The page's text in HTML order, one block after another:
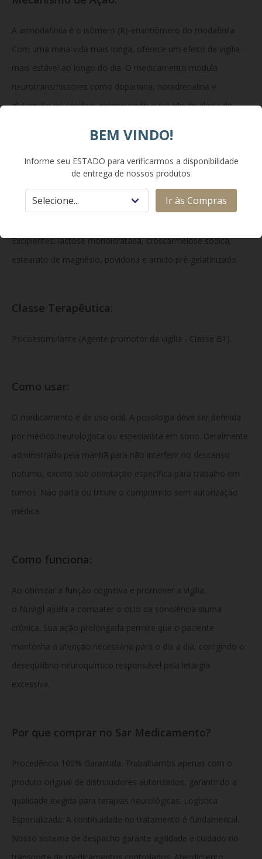
A armodafinila é o isômero (R)-enantiômero do modafinila.
Com uma meia-vida mais longa, oferece um efeito de vigília
mais estável ao longo do dia. O medicamento modula
neurotransmissores como dopamina, noradrenalina e
glutamato no cérebro, promovendo o estado de alerta de
estimulantes anfetamínicos clássicos.
Composição:
Excipientes: lactose monoidratada, croscarmelose sódica,
estearato de magnésio, povidona e amido pré-gelatinizado.
Classe Terapêutica:
Psicoestimulante (Agente promotor da vigília - Classe B1).
Como usar:
O medicamento é de uso oral. A posologia deve ser definida
por médico neurologista ou especialista em sono. Geralmente
administrado pela manhã para não interferir no descanso
noturno, exceto sob orientação específica para trabalho em
turnos. Não parta ou triture o comprimido sem autorização
médica.
Como funciona:
Ao otimizar a função cognitiva e promover a vigília,
o Nuvigil ajuda a combater o ciclo da sonolência diurna
crônica. Sua ação prolongada permite que o paciente
mantenha a atenção necessária para o dia a dia, corrigindo o
desequilíbrio neuroquímico responsável pela letargia
excessiva.
Por que comprar no Sar Medicamento?
Procedência 100% Garantida: Trabalhamos apenas com o
produto original de distribuidores autorizados, garantindo a
qualidade exigida para terapias neurológicas. Logística
Especializada: A continuidade no tratamento é fundamental.
Nosso sistema de despacho garante agilidade e cuidado no
transporte de medicamentos controlados. Atendimento
BEM VINDO!
Informe seu ESTADO para verificarmos a disponibilidade
de entrega de nossos produtos
Ir às Compras